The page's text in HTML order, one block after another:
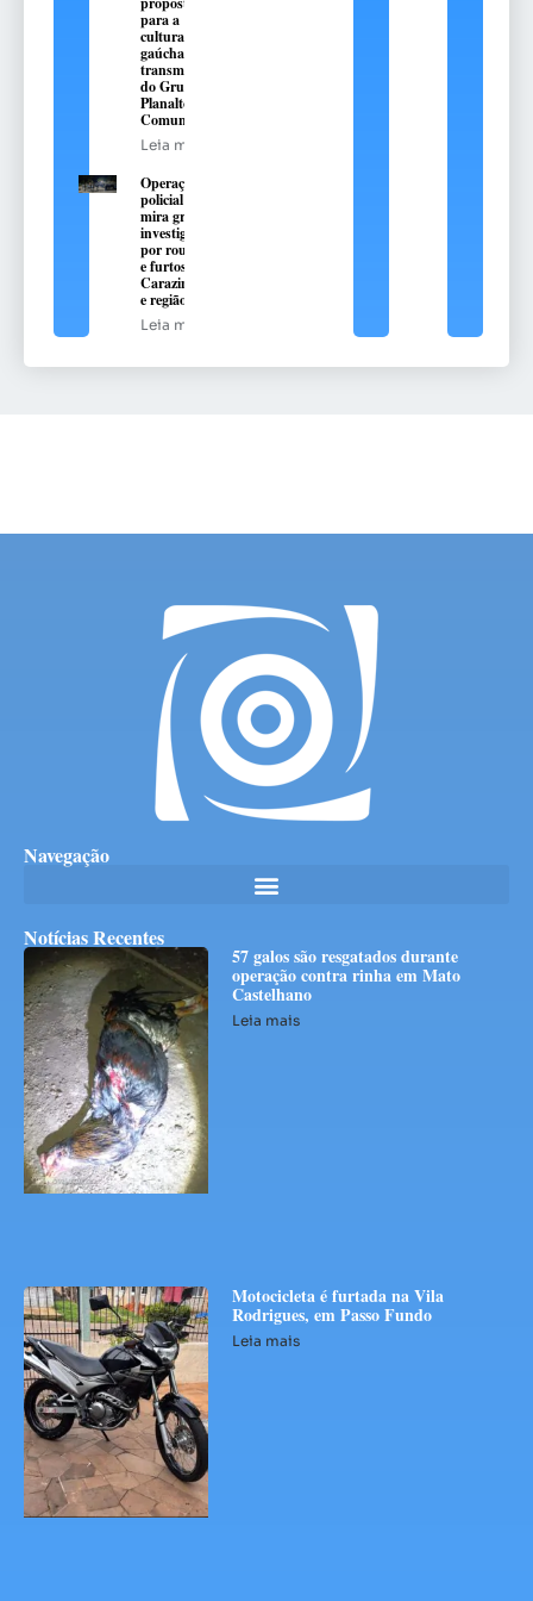
para a
cultura
gaúcha com
transmissão
do Grupo
Planalto de
Comunicação
Leia mais
Operação
policial
mira grupo
investigado
por roubos
e furtos em
Carazinho
e região
Leia mais
Navegação
Notícias Recentes
57 galos são resgatados durante
operação contra rinha em Mato
Castelhano
Leia mais
Motocicleta é furtada na Vila
Rodrigues, em Passo Fundo
Leia mais